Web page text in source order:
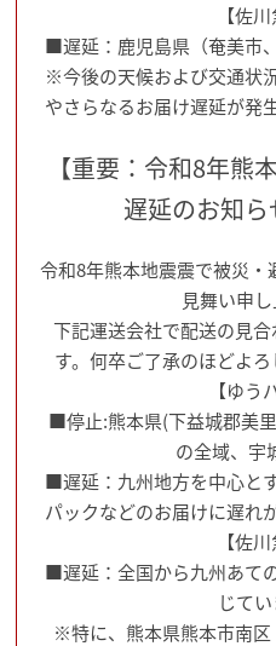
【佐
■遅延：鹿児島県（奄美市
※今後の天候および交通状
やさらなるお届け遅延が発
【重要：令和8年熊
遅延のお知ら
令和8年熊本地震震で被災
見舞い申し
下記運送会社で配送の見
す。何卒ご了承のほどよろ
【ゆう
■停止:熊本県(下益城郡美
の全域、宇
■遅延：九州地方を中心と
パックなどのお届けに遅れ
【佐
■遅延：全国から九州あて
じてい
※特に、熊本県熊本市南